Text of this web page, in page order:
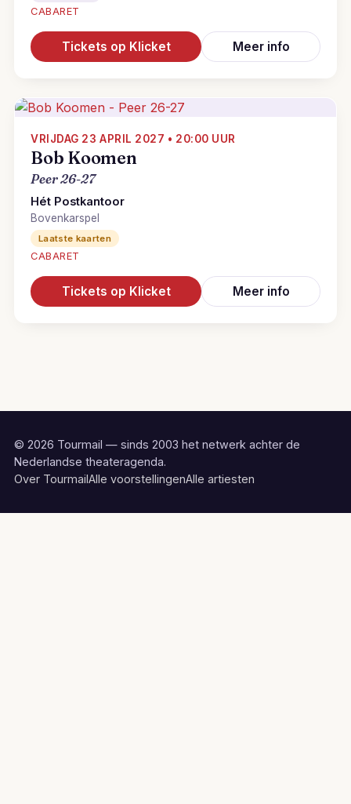
CABARET
Tickets op Klicket Meer info
VRIJDAG 23 APRIL 2027 • 20:00 UUR
Bob Koomen
Peer 26-27
Hét Postkantoor
Bovenkarspel
Laatste kaarten
CABARET
Tickets op Klicket Meer info
© 2026 Tourmail — sinds 2003 het netwerk achter de
Nederlandse theateragenda.
Over TourmailAlle voorstellingenAlle artiesten